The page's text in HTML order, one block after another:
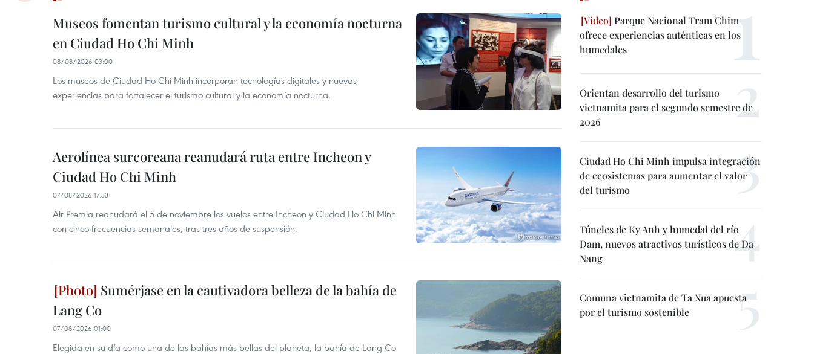
Museos fomentan turismo cultural y la economía nocturna
en Ciudad Ho Chi Minh
08/08/2026 03:00
Los museos de Ciudad Ho Chi Minh incorporan tecnologías digitales y nuevas
experiencias para fortalecer el turismo cultural y la economía nocturna.
Aerolínea surcoreana reanudará ruta entre Incheon y
Ciudad Ho Chi Minh
07/08/2026 17:33
Air Premia reanudará el 5 de noviembre los vuelos entre Incheon y Ciudad Ho Chi Minh
con cinco frecuencias semanales, tras tres años de suspensión.
Sumérjase en la cautivadora belleza de la bahía de
Lang Co
07/08/2026 01:00
Elegida en su día como una de las bahías más bellas del planeta, la bahía de Lang Co
Parque Nacional Tram Chim
ofrece experiencias auténticas en los
humedales
Orientan desarrollo del turismo
vietnamita para el segundo semestre de
2026
Ciudad Ho Chi Minh impulsa integración
de ecosistemas para aumentar el valor
del turismo
Túneles de Ky Anh y humedal del río
Dam, nuevos atractivos turísticos de Da
Nang
Comuna vietnamita de Ta Xua apuesta
por el turismo sostenible